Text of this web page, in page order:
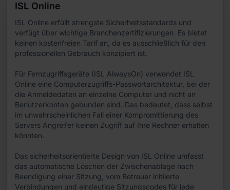
ISL Online
ISL Online erfüllt strengste Sicherheitsstandards und
verfügt über wichtige Branchenzertifizierungen. Es bietet
keinen kostenfreien Tarif an, da es ausschließlich für den
professionellen Gebrauch konzipiert ist.
Für Fernzugriffsgeräte (ISL AlwaysOn) verwendet ISL
Online eine Computerzugriffs-Passwortarchitektur, bei der
die Anmeldedaten an einzelne Computer und nicht an
Benutzerkonten gebunden sind. Das bedeutet, dass selbst
im unwahrscheinlichen Fall einer Kompromittierung des
Servers Angreifer keinen Zugriff auf Ihre Rechner erhalten
könnten.
Das sicherheitsorientierte Design von ISL Online umfasst
das automatische Löschen der Zwischenablage nach
Beendigung einer Sitzung, vom Betreuer initiierte
Verbindungen und eindeutige Sitzungscodes für jede